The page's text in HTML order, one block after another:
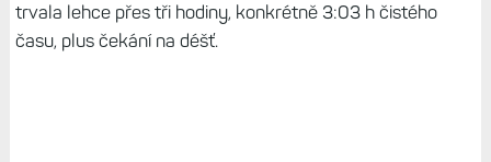
trvala lehce přes tři hodiny, konkrétně 3:03 h čistého
času, plus čekání na déšť.